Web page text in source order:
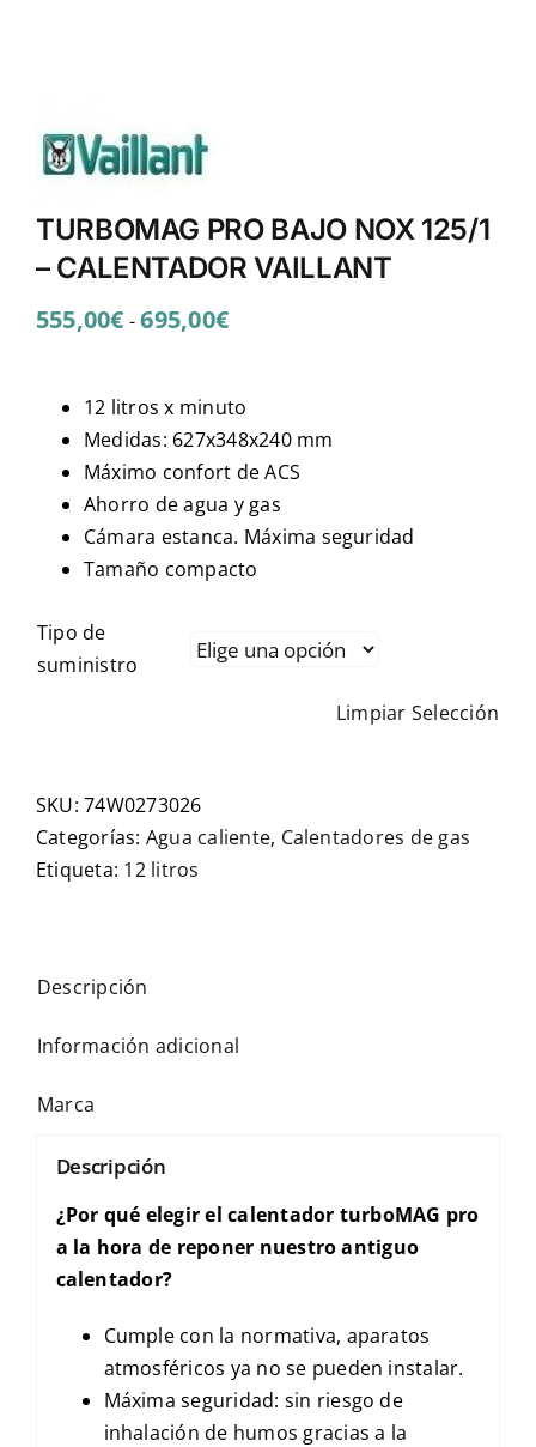
TURBOMAG PRO BAJO NOX 125/1
– CALENTADOR VAILLANT
555,00€ - 695,00€Rango
desde
555,00€
hasta
695,00€
12 litros x minuto
Medidas: 627x348x240 mm
Máximo confort de ACS
Ahorro de agua y gas
Cámara estanca. Máxima seguridad
Tamaño compacto
Tipo de
suministro
Limpiar Selección
SKU:74W0273026
Categorías: Agua caliente, Calentadores de gas
Etiqueta: 12 litros
Descripción
Información adicional
Marca
Descripción
¿Por qué elegir el calentador turboMAG pro
a la hora de reponer nuestro antiguo
calentador?
Cumple con la normativa, aparatos
atmosféricos ya no se pueden instalar.
Máxima seguridad: sin riesgo de
inhalación de humos gracias a la